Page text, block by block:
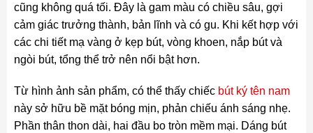
cũng không quá tối. Đây là gam màu có chiều sâu, gợi
cảm giác trưởng thành, bản lĩnh và có gu. Khi kết hợp với
các chi tiết mạ vàng ở kẹp bút, vòng khoen, nắp bút và
ngòi bút, tổng thể trở nên nổi bật hơn.
Từ hình ảnh sản phẩm, có thể thấy chiếc bút ký tên nam
này sở hữu bề mặt bóng mịn, phản chiếu ánh sáng nhẹ.
Phần thân thon dài, hai đầu bo tròn mềm mại. Dáng bút